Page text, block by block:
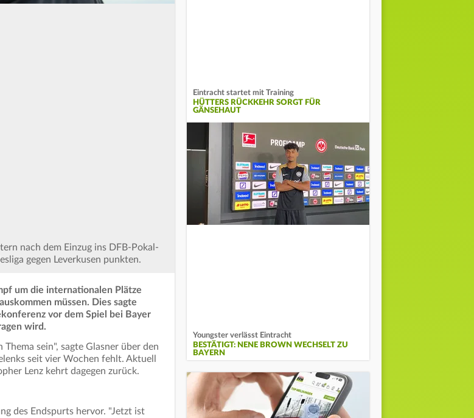
nach dem Einzug ins DFB-Pokal-
gegen Leverkusen punkten.
um die internationalen Plätze
müssen. Dies sagte
vor dem Spiel bei Bayer
wird.
sein", sagte Glasner über den
seit vier Wochen fehlt. Aktuell
Lenz kehrt dagegen zurück.
des Endspurts hervor. "Jetzt ist
Eintracht startet mit Training
HÜTTERS RÜCKKEHR SORGT FÜR
GÄNSEHAUT
Youngster verlässt Eintracht
BESTÄTIGT: NENE BROWN WECHSELT ZU
BAYERN